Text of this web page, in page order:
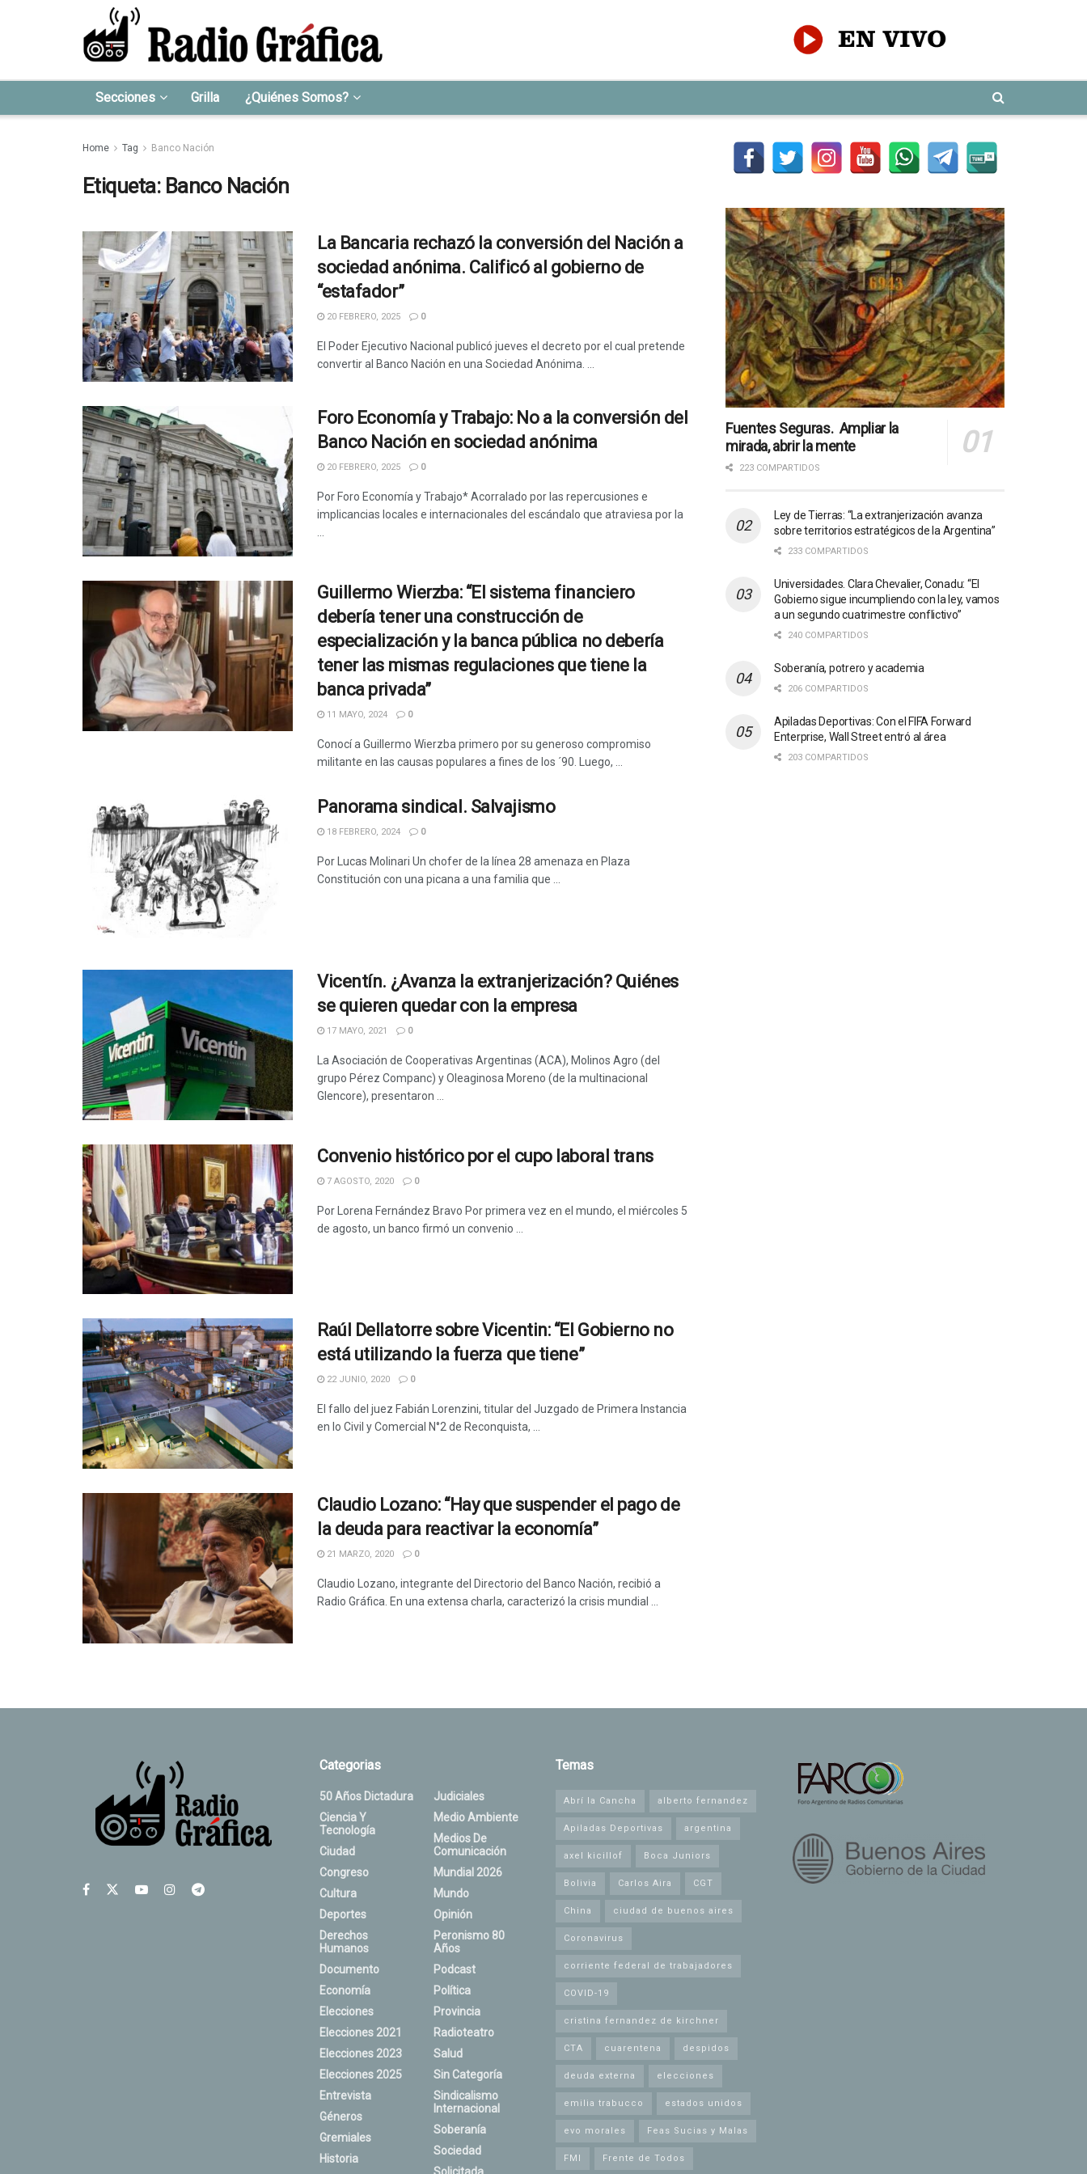
Secciones Grilla ¿Quiénes Somos?
Home Tag Banco Nación
Etiqueta: Banco Nación
La Bancaria rechazó la conversión del Nación a
sociedad anónima. Calificó al gobierno de
“estafador”
20 FEBRERO, 2025 0
El Poder Ejecutivo Nacional publicó jueves el decreto por el cual pretende
convertir al Banco Nación en una Sociedad Anónima. ...
Foro Economía y Trabajo: No a la conversión del
Banco Nación en sociedad anónima
20 FEBRERO, 2025 0
Por Foro Economía y Trabajo* Acorralado por las repercusiones e
implicancias locales e internacionales del escándalo que atraviesa por la
Guillermo Wierzba: “El sistema financiero
debería tener una construcción de
especialización y la banca pública no debería
tener las mismas regulaciones que tiene la
banca privada”
11 MAYO, 2024 0
Conocí a Guillermo Wierzba primero por su generoso compromiso
militante en las causas populares a fines de los ´90. Luego, ...
Panorama sindical. Salvajismo
18 FEBRERO, 2024 0
Por Lucas Molinari Un chofer de la línea 28 amenaza en Plaza
Constitución con una picana a una familia que ...
Vicentín. ¿Avanza la extranjerización? Quiénes
se quieren quedar con la empresa
17 MAYO, 2021 0
La Asociación de Cooperativas Argentinas (ACA), Molinos Agro (del
grupo Pérez Companc) y Oleaginosa Moreno (de la multinacional
Glencore), presentaron ...
Convenio histórico por el cupo laboral trans
7 AGOSTO, 2020 0
Por Lorena Fernández Bravo Por primera vez en el mundo, el miércoles 5
de agosto, un banco firmó un convenio ...
Raúl Dellatorre sobre Vicentin: “El Gobierno no
está utilizando la fuerza que tiene”
22 JUNIO, 2020 0
El fallo del juez Fabián Lorenzini, titular del Juzgado de Primera Instancia
en lo Civil y Comercial N°2 de Reconquista, ...
Claudio Lozano: “Hay que suspender el pago de
la deuda para reactivar la economía”
21 MARZO, 2020 0
Claudio Lozano, integrante del Directorio del Banco Nación, recibió a
Radio Gráfica. En una extensa charla, caracterizó la crisis mundial ...
Fuentes Seguras. Ampliar la
mirada, abrir la mente
223 COMPARTIDOS
Ley de Tierras: “La extranjerización avanza
sobre territorios estratégicos de la Argentina”
233 COMPARTIDOS
Universidades. Clara Chevalier, Conadu: “El
Gobierno sigue incumpliendo con la ley, vamos
a un segundo cuatrimestre conflictivo”
240 COMPARTIDOS
Soberanía, potrero y academia
206 COMPARTIDOS
Apiladas Deportivas: Con el FIFA Forward
Enterprise, Wall Street entró al área
203 COMPARTIDOS
Categorias
50 Años Dictadura
Ciencia Y
Tecnología
Ciudad
Congreso
Cultura
Deportes
Derechos
Humanos
Documento
Economía
Elecciones
Elecciones 2021
Elecciones 2023
Elecciones 2025
Entrevista
Géneros
Gremiales
Historia
Judiciales
Medio Ambiente
Medios De
Comunicación
Mundial 2026
Mundo
Opinión
Peronismo 80
Años
Podcast
Política
Provincia
Radioteatro
Salud
Sin Categoría
Sindicalismo
Internacional
Soberanía
Sociedad
Temas
Abrí la Cancha alberto fernandez
Apiladas Deportivas argentina
axel kicillof Boca Juniors
Bolivia Carlos Aira CGT
China ciudad de buenos aires
Coronavirus
corriente federal de trabajadores
COVID-19
cristina fernandez de kirchner
CTA cuarentena despidos
deuda externa elecciones
emilia trabucco estados unidos
evo morales Feas Sucias y Malas
FMI Frente de Todos